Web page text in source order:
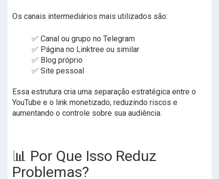
Os canais intermediários mais utilizados são:
✅ Canal ou grupo no Telegram
✅ Página no Linktree ou similar
✅ Blog próprio
✅ Site pessoal
Essa estrutura cria uma separação estratégica entre o
YouTube e o link monetizado, reduzindo riscos e
aumentando o controle sobre sua audiência.
📊 Por Que Isso Reduz
Problemas?